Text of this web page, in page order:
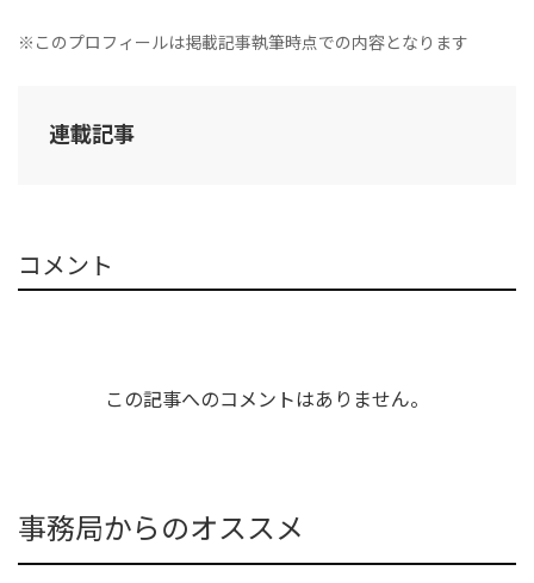
※このプロフィールは掲載記事執筆時点での内容となります
連載記事
コメント
この記事へのコメントはありません。
事務局からのオススメ